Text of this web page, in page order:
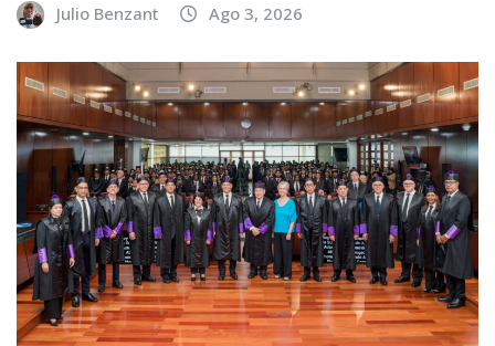
Julio Benzant Ago 3, 2026